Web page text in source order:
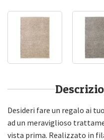
Desideri fare un regalo ai
ad un meraviglioso
vista prima. Realizzato in